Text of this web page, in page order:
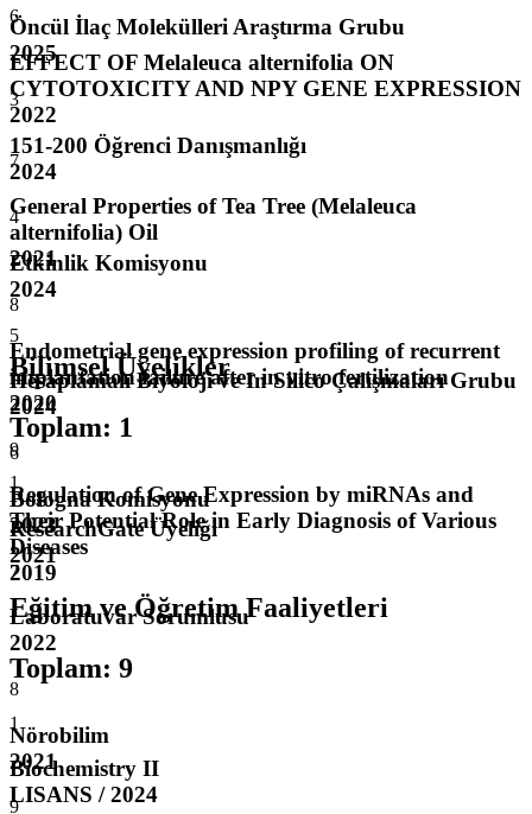
6
EFFECT OF Melaleuca alternifolia ON
CYTOTOXICITY AND NPY GENE EXPRESSION
2022
7
General Properties of Tea Tree (Melaleuca
alternifolia) Oil
2021
8
Endometrial gene expression profiling of recurrent
implantation failure after in vitro fertilization
2020
9
Regulation of Gene Expression by miRNAs and
Their Potential Role in Early Diagnosis of Various
Diseases
2019
Öncül İlaç Molekülleri Araştırma Grubu
2025
3
151-200 Öğrenci Danışmanlığı
2024
4
Etkinlik Komisyonu
2024
5
Hesaplamalı Biyoloji ve In Silico Çalışmaları Grubu
2024
6
Bologna Komisyonu
2023
7
Laboratuvar Sorumlusu
2022
8
Nörobilim
2021
9
Bilimsel Üyelikler
Toplam: 1
1
ResearchGate Üyeliği
2021
Eğitim ve Öğretim Faaliyetleri
Toplam: 9
1
Biochemistry II
LISANS / 2024